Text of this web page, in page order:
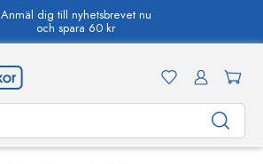
Anmäl dig till nyhetsbrevet nu
och spara 60 kr